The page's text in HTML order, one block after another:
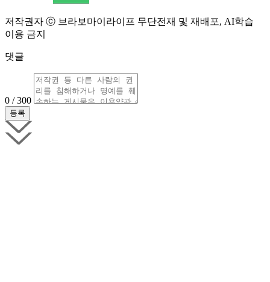
저작권자 ⓒ 브라보마이라이프 무단전재 및 재배포, AI학습
이용 금지
댓글
0 / 300